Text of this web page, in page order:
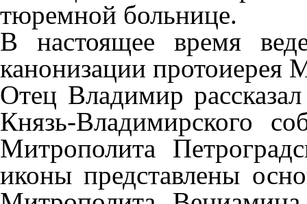
тюремной больнице.
В настоящее время
канонизации протоиерея
Отец Владимир
Князь-Владимирского
Митрополита
иконы представлены